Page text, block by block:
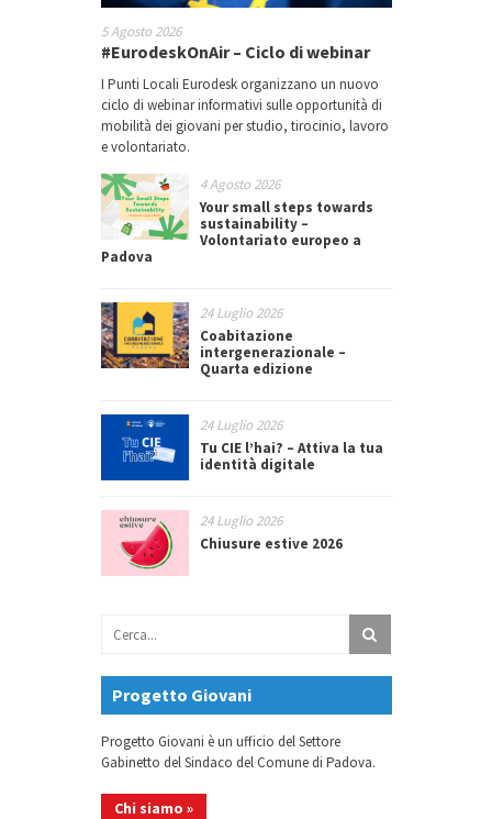
5 Agosto 2026
#EurodeskOnAir – Ciclo di webinar
I Punti Locali Eurodesk organizzano un nuovo
ciclo di webinar informativi sulle opportunità di
mobilità dei giovani per studio, tirocinio, lavoro
e volontariato.
4 Agosto 2026
Your small steps towards
sustainability –
Volontariato europeo a
Padova
24 Luglio 2026
Coabitazione
intergenerazionale –
Quarta edizione
24 Luglio 2026
Tu CIE l’hai? – Attiva la tua
identità digitale
24 Luglio 2026
Chiusure estive 2026
Progetto Giovani
Progetto Giovani è un ufficio del Settore
Gabinetto del Sindaco del Comune di Padova.
Chi siamo »